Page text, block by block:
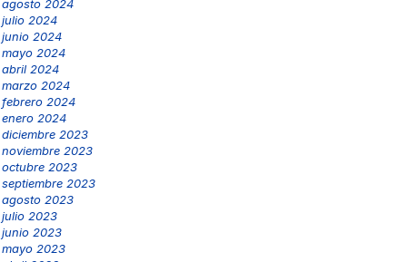
agosto 2024
julio 2024
junio 2024
mayo 2024
abril 2024
marzo 2024
febrero 2024
enero 2024
diciembre 2023
noviembre 2023
octubre 2023
septiembre 2023
agosto 2023
julio 2023
junio 2023
mayo 2023